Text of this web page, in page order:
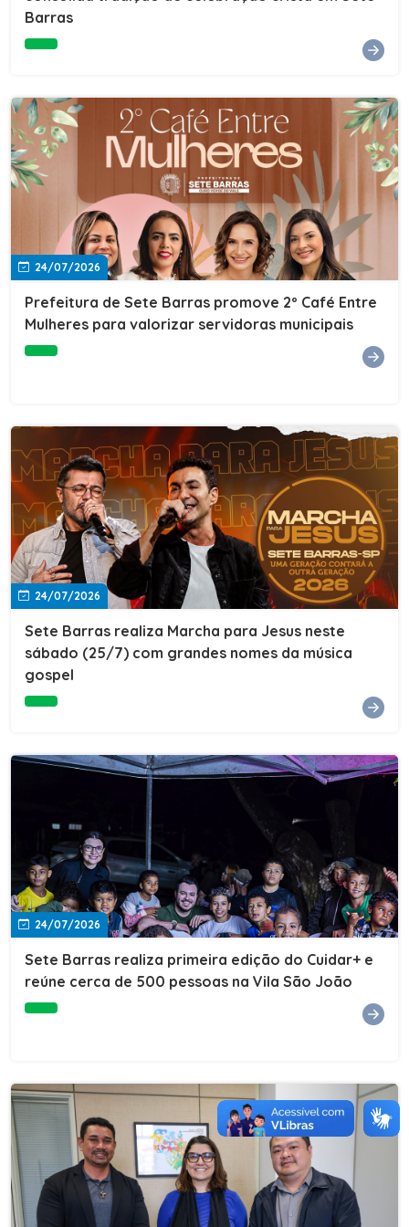
e do Instituto de Desenvolvimento Profissional
fundador da empresa Seu Consultor.Inscrições: FAÇA
AQUI
Barras
24/07/2026
Prefeitura de Sete Barras promove 2º Café Entre
Mulheres para valorizar servidoras municipais
24/07/2026
Sete Barras realiza Marcha para Jesus neste
sábado (25/7) com grandes nomes da música
gospel
24/07/2026
Sete Barras realiza primeira edição do Cuidar+ e
reúne cerca de 500 pessoas na Vila São João